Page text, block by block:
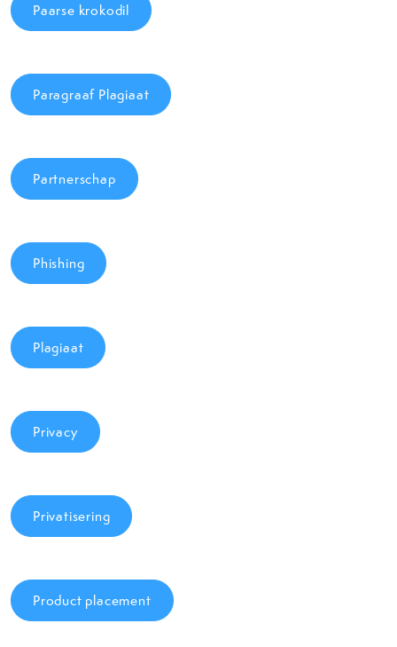
Paarse krokodil
Paragraaf Plagiaat
Partnerschap
Phishing
Plagiaat
Privacy
Privatisering
Product placement